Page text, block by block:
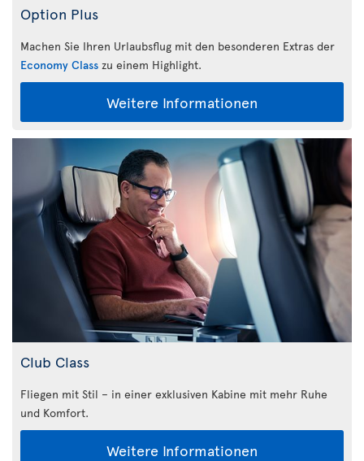
Option Plus
Machen Sie Ihren Urlaubsflug mit den besonderen Extras der
Economy Class zu einem Highlight.
Weitere Informationen
Club Class
Fliegen mit Stil – in einer exklusiven Kabine mit mehr Ruhe
und Komfort.
Weitere Informationen